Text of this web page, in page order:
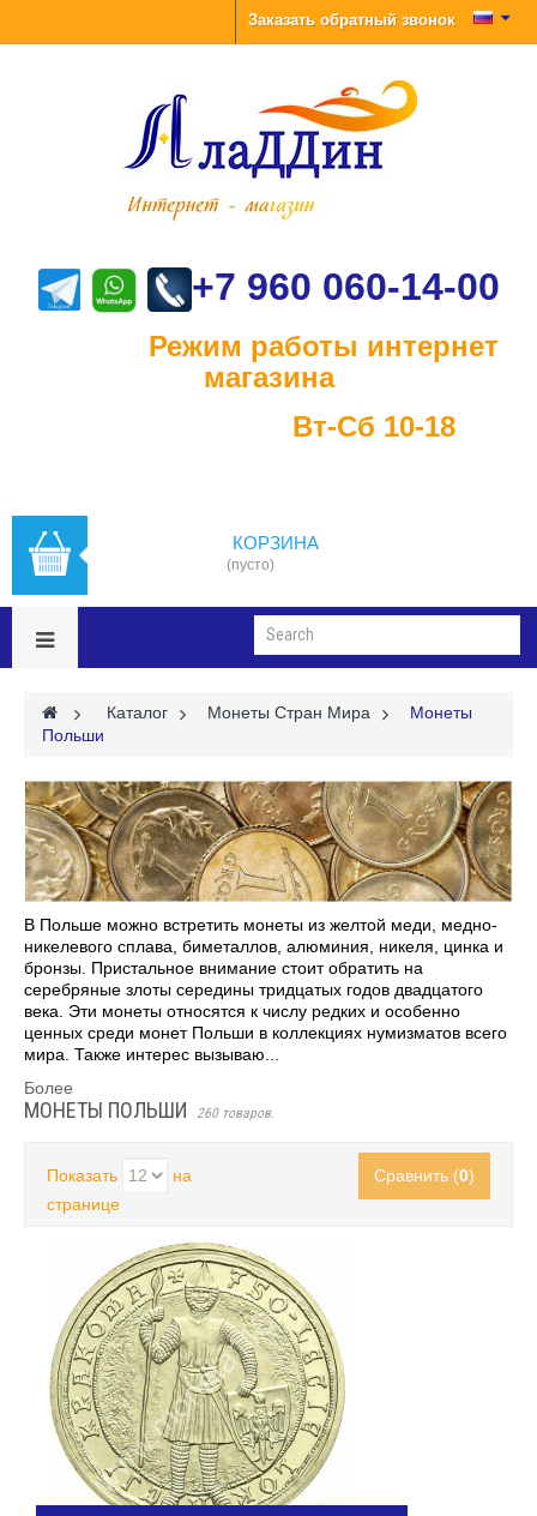
Заказать обратный звонок
+7 960 060-14-00
Режим работы интернет
магазина
Вт-Сб 10-18
КОРЗИНА
(пусто)
> Каталог > Монеты Стран Мира >
Монеты
Польши
В Польше можно встретить монеты из желтой меди, медно-
никелевого сплава, биметаллов, алюминия, никеля, цинка и
бронзы. Пристальное внимание стоит обратить на
серебряные злоты середины тридцатых годов двадцатого
века. Эти монеты относятся к числу редких и особенно
ценных среди монет Польши в коллекциях нумизматов всего
мира. Также интерес вызываю...
Более
МОНЕТЫ ПОЛЬШИ 260 товаров.
Показать
на
странице
Сравнить (0)